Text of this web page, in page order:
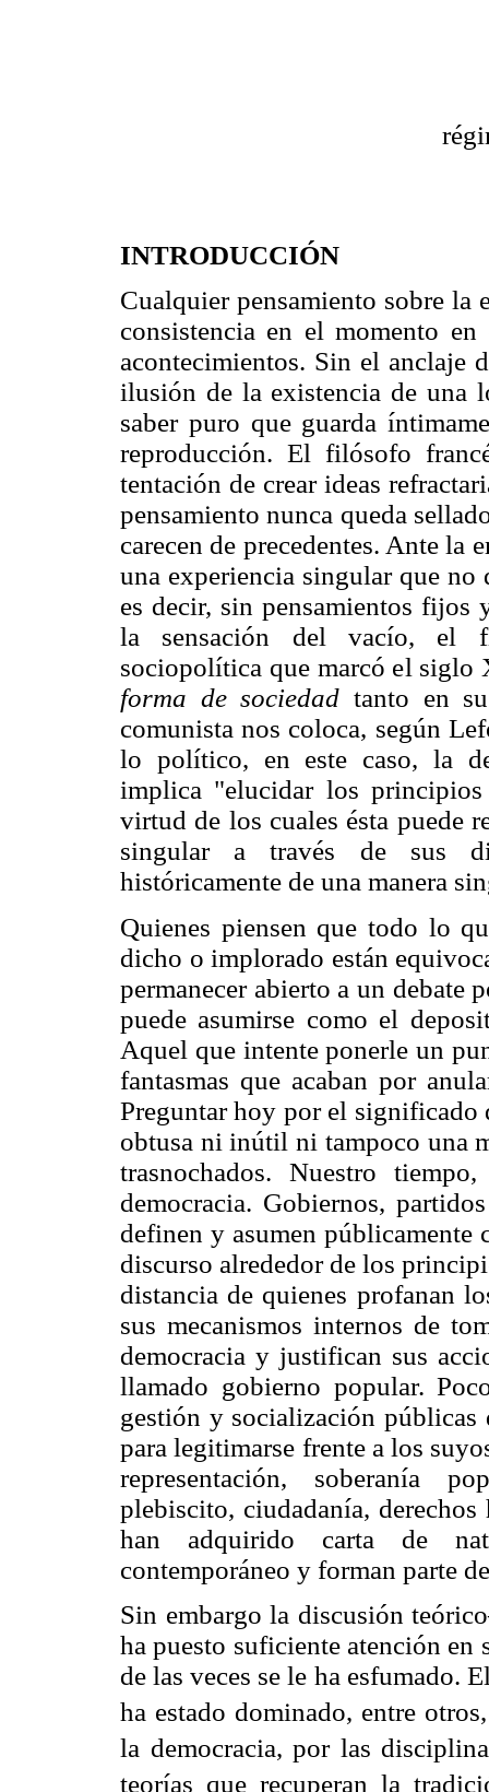
INTRODUCCIÓN
Cualquier pensamiento sobre
consistencia en el momento
acontecimientos. Sin el anclaje
ilusión de la existencia de una
saber puro que guarda
reproducción. El filósofo
tentación de crear ideas
pensamiento nunca queda
carecen de precedentes. Ante la
una experiencia singular que no
es decir, sin pensamientos fijos
la sensación del vacío, el
sociopolítica que marcó el siglo
forma de sociedad tanto en
comunista nos coloca, según
lo político, en este caso, la
implica "elucidar los
virtud de los cuales ésta puede
singular a través de sus
históricamente de una manera
Quienes piensen que todo lo
dicho o implorado están
permanecer abierto a un debate
puede asumirse como el
Aquel que intente ponerle un
fantasmas que acaban por
Preguntar hoy por el significado
obtusa ni inútil ni tampoco una
trasnochados. Nuestro
democracia. Gobiernos,
definen y asumen públicamente
discurso alrededor de los
distancia de quienes profanan
sus mecanismos internos de
democracia y justifican sus
llamado gobierno popular.
gestión y socialización públicas
para legitimarse frente a los
representación, soberanía
plebiscito, ciudadanía,
han adquirido carta de
contemporáneo y forman parte
Sin embargo la discusión
ha puesto suficiente atención
de las veces se le ha esfumado.
ha estado dominado, entre
la democracia, por las
teorías que recuperan la